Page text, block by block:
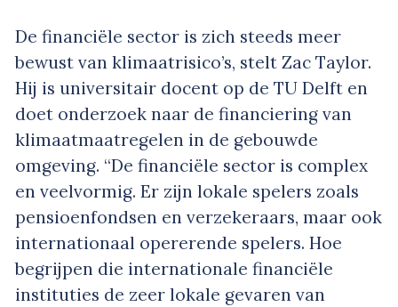
De financiële sector is zich steeds meer
bewust van klimaatrisico’s, stelt Zac Taylor.
Hij is universitair docent op de TU Delft en
doet onderzoek naar de financiering van
klimaatmaatregelen in de gebouwde
omgeving. “De financiële sector is complex
en veelvormig. Er zijn lokale spelers zoals
pensioenfondsen en verzekeraars, maar ook
internationaal opererende spelers. Hoe
begrijpen die internationale financiële
instituties de zeer lokale gevaren van